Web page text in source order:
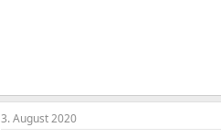
3. August 2020